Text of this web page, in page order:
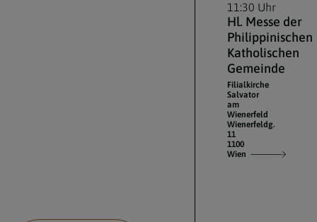
11:30 Uhr
Hl. Messe der
Philippinischen
Katholischen
Gemeinde
Filialkirche
Salvator
am
Wienerfeld
Wienerfeldg.
11
1100
Wien